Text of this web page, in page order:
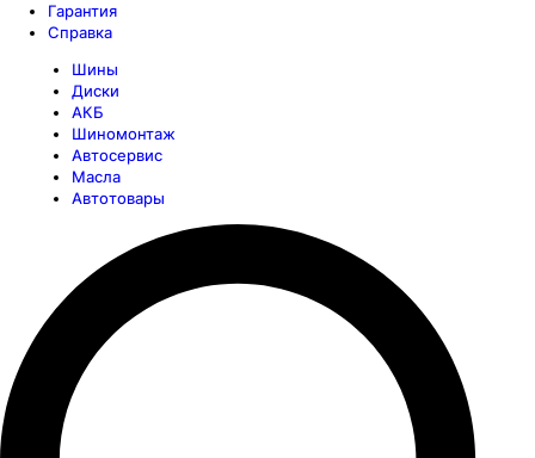
Гарантия
Справка
Шины
Диски
АКБ
Шиномонтаж
Автосервис
Масла
Автотовары